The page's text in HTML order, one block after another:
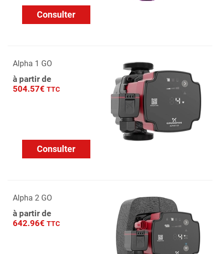
Consulter
Alpha 1 GO
à partir de
504.57€ TTC
Consulter
Alpha 2 GO
à partir de
642.96€ TTC